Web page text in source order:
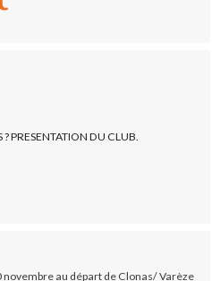
PRESENTATION DU CLUB.
novembre au départ de Clonas/ Varèze